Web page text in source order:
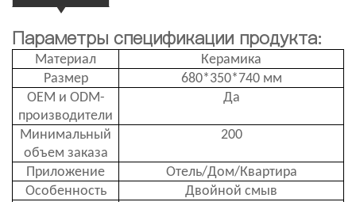
Параметры спецификации продукта:
Материал
Керамика
Размер
680*350*740 мм
OEM и ODM-
производители
Да
Минимальный
объем заказа
200
Приложение
Отель/Дом/Квартира
Особенность
Двойной смыв